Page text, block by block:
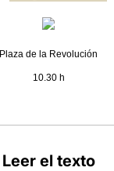
Plaza de la Revolución
10.30 h
Leer el texto